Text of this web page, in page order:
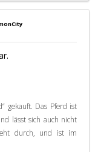
gekauft. Das Pferd ist
lässt sich auch nicht
durch, und ist im